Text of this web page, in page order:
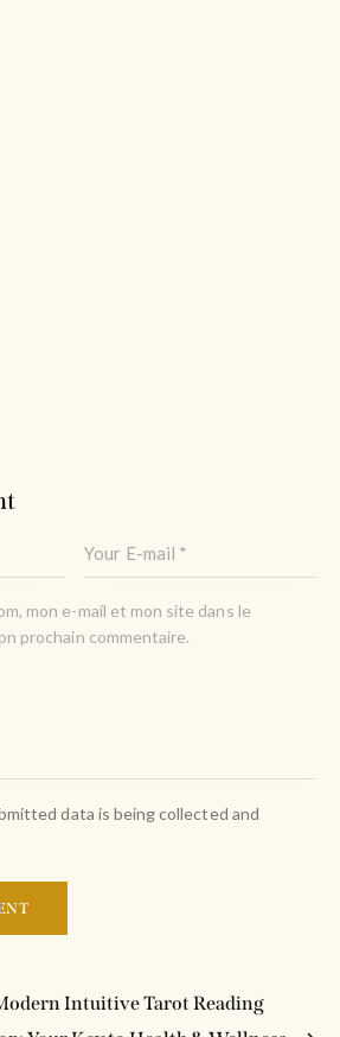
mon e-mail et mon site dans le
prochain commentaire.
data is being collected and
Intuitive Tarot Reading